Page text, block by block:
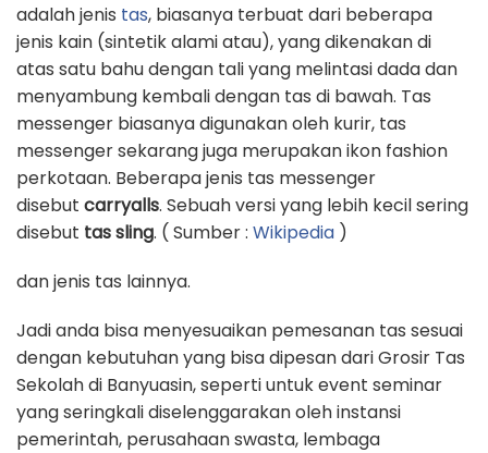
adalah jenis tas, biasanya terbuat dari beberapa
jenis kain (sintetik alami atau), yang dikenakan di
atas satu bahu dengan tali yang melintasi dada dan
menyambung kembali dengan tas di bawah. Tas
messenger biasanya digunakan oleh kurir, tas
messenger sekarang juga merupakan ikon fashion
perkotaan. Beberapa jenis tas messenger
disebut carryalls. Sebuah versi yang lebih kecil sering
disebut tas sling. ( Sumber : Wikipedia )
dan jenis tas lainnya.
Jadi anda bisa menyesuaikan pemesanan tas sesuai
dengan kebutuhan yang bisa dipesan dari Grosir Tas
Sekolah di Banyuasin, seperti untuk event seminar
yang seringkali diselenggarakan oleh instansi
pemerintah, perusahaan swasta, lembaga